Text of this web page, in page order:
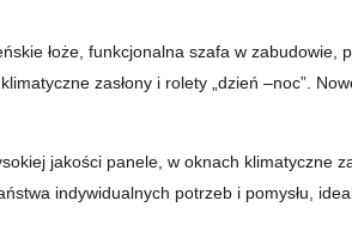
łoże, funkcjonalna szafa w zabudowie,
zasłony i rolety „dzień –noc”.
jakości panele, w oknach klimatyczne
indywidualnych potrzeb i pomysłu,